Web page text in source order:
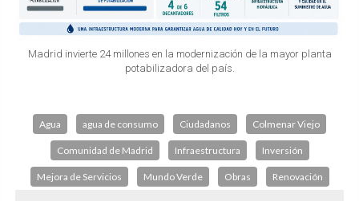
Madrid invierte 24 millones en la modernización de la mayor planta
potabilizadora del país.
Agua agua de consumo Ciudadanos Colmenar Viejo
Comunidad de Madrid Infraestructura Inversión
Mejora de Servicios Mundo Verde Obras Renovación